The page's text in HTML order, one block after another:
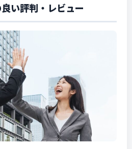
い評判・レビュー